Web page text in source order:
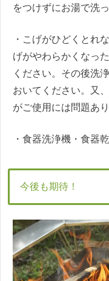
をつけずにお湯で洗
・こげがひどくとれ
げがやわらかくなっ
ください。その後洗
おいてください。又
がご使用には問題あり
・食器洗浄機・食器
今後も期待！